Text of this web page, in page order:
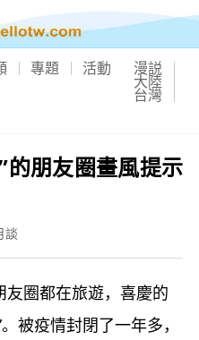
專題 活動 漫説
大陸
台灣
的朋友圈畫風提示
談
圈都在旅遊，喜慶的
被疫情封閉了一年多，